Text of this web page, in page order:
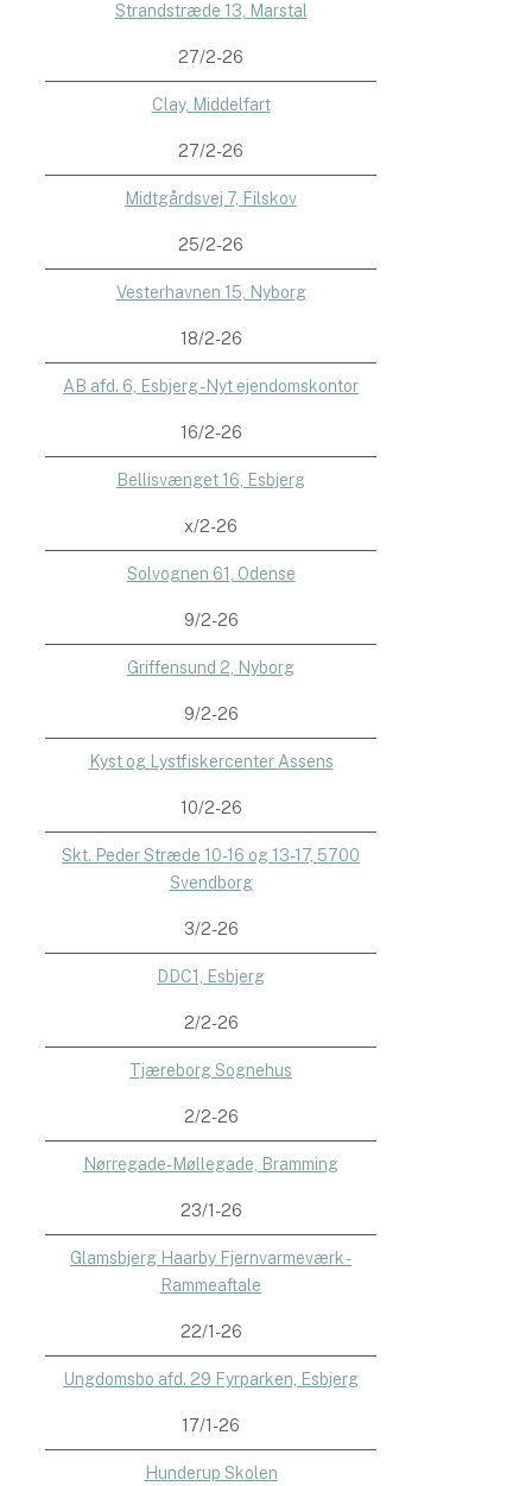
Strandstræde 13, Marstal
27/2-26
Clay, Middelfart
27/2-26
Midtgårdsvej 7, Filskov
25/2-26
Vesterhavnen 15, Nyborg
18/2-26
AB afd. 6, Esbjerg - Nyt ejendomskontor
16/2-26
Bellisvænget 16, Esbjerg
x/2-26
Solvognen 61, Odense
9/2-26
Griffensund 2, Nyborg
9/2-26
Kyst og Lystfiskercenter Assens
10/2-26
Skt. Peder Stræde 10-16 og 13-17, 5700
Svendborg
3/2-26
DDC1, Esbjerg
2/2-26
Tjæreborg Sognehus
2/2-26
Nørregade-Møllegade, Bramming
23/1-26
Glamsbjerg Haarby Fjernvarmeværk -
Rammeaftale
22/1-26
Ungdomsbo afd. 29 Fyrparken, Esbjerg
17/1-26
Hunderup Skolen